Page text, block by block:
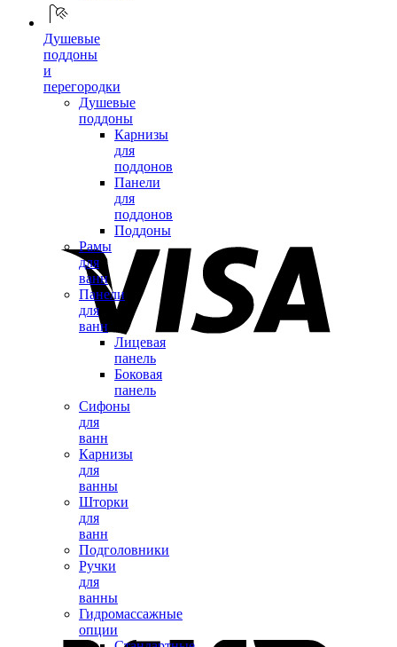
Душевые
поддоны
и
перегородки
Душевые
поддоны
Карнизы
для
поддонов
Панели
для
поддонов
Поддоны
Рамы
для
ванн
Панели
для
ванн
Лицевая
панель
Боковая
панель
Сифоны
для
ванн
Карнизы
для
ванны
Шторки
для
ванн
Подголовники
Ручки
для
ванны
Гидромассажные
опции